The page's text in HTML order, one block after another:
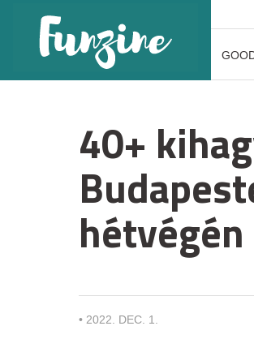
40+
hétvégén
• 2022. DEC. 1.